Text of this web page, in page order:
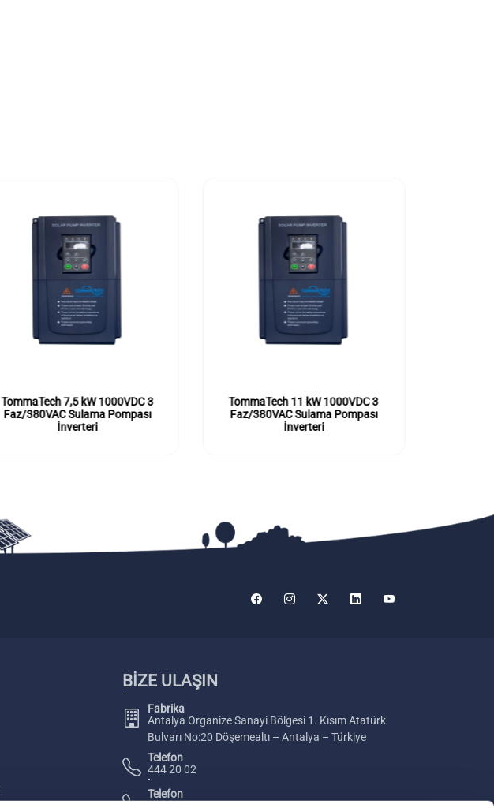
TommaTech 7,5 kW 1000VDC 3
Faz/380VAC Sulama Pompası
İnverteri
TommaTech 11 kW 1000VDC 3
Faz/380VAC Sulama Pompası
İnverteri
BİZE ULAŞIN
Fabrika
Antalya Organize Sanayi Bölgesi 1. Kısım Atatürk
Bulvarı No:20 Döşemealtı – Antalya – Türkiye
Telefon
444 20 02
Telefon